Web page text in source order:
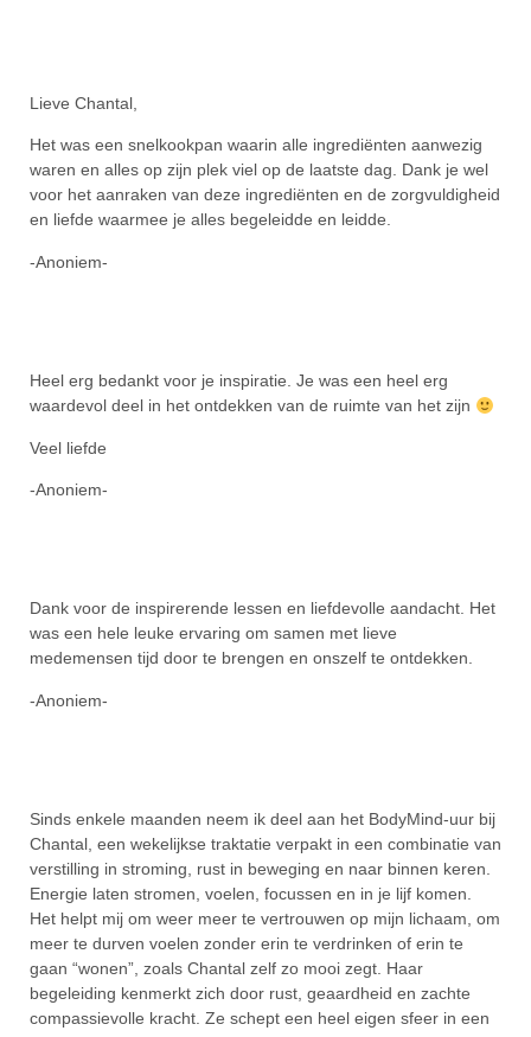
Lieve Chantal,
Het was een snelkookpan waarin alle ingrediënten aanwezig
waren en alles op zijn plek viel op de laatste dag. Dank je wel
voor het aanraken van deze ingrediënten en de zorgvuldigheid
en liefde waarmee je alles begeleidde en leidde.
-Anoniem-
Heel erg bedankt voor je inspiratie. Je was een heel erg
waardevol deel in het ontdekken van de ruimte van het zijn
Veel liefde
-Anoniem-
Dank voor de inspirerende lessen en liefdevolle aandacht. Het
was een hele leuke ervaring om samen met lieve
medemensen tijd door te brengen en onszelf te ontdekken.
-Anoniem-
Sinds enkele maanden neem ik deel aan het BodyMind-uur bij
Chantal, een wekelijkse traktatie verpakt in een combinatie van
verstilling in stroming, rust in beweging en naar binnen keren.
Energie laten stromen, voelen, focussen en in je lijf komen.
Het helpt mij om weer meer te vertrouwen op mijn lichaam, om
meer te durven voelen zonder erin te verdrinken of erin te
gaan “wonen”, zoals Chantal zelf zo mooi zegt. Haar
begeleiding kenmerkt zich door rust, geaardheid en zachte
compassievolle kracht. Ze schept een heel eigen sfeer in een